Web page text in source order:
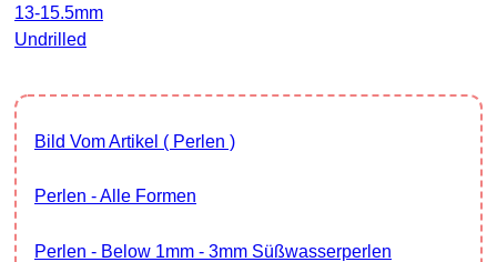
13-15.5mm
Undrilled
Bild Vom Artikel ( Perlen )
Perlen - Alle Formen
Perlen - Below 1mm - 3mm Süßwasserperlen